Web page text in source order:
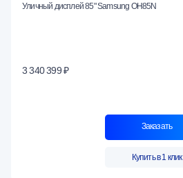
Уличный дисплей 85" Samsung OH85N
3 340 399 ₽
Заказать
Купить в 1 клик